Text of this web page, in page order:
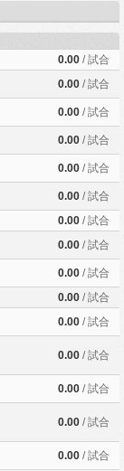
0.00/ 試合
0.00/ 試合
0.00/ 試合
0.00/ 試合
0.00/ 試合
0.00/ 試合
0.00/ 試合
0.00/ 試合
0.00/ 試合
0.00/ 試合
0.00/ 試合
0.00/ 試合
0.00/ 試合
0.00/ 試合
0.00/ 試合